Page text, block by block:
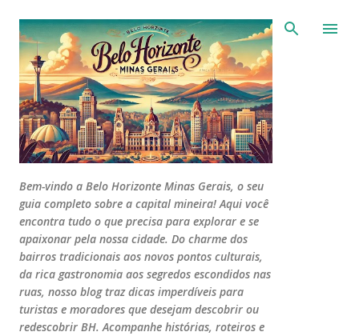
Avançar para o conteúdo principal
Bem-vindo a Belo Horizonte Minas Gerais, o seu
guia completo sobre a capital mineira! Aqui você
encontra tudo o que precisa para explorar e se
apaixonar pela nossa cidade. Do charme dos
bairros tradicionais aos novos pontos culturais,
da rica gastronomia aos segredos escondidos nas
ruas, nosso blog traz dicas imperdíveis para
turistas e moradores que desejam descobrir ou
redescobrir BH. Acompanhe histórias, roteiros e